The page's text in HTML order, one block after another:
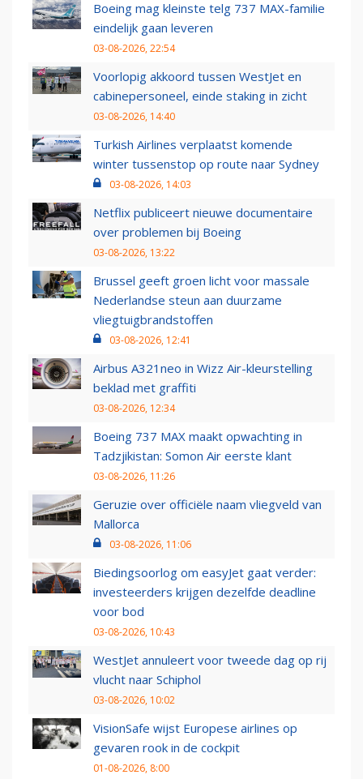
Boeing mag kleinste telg 737 MAX-familie
eindelijk gaan leveren
03-08-2026, 22:54
Voorlopig akkoord tussen WestJet en
cabinepersoneel, einde staking in zicht
03-08-2026, 14:40
Turkish Airlines verplaatst komende
winter tussenstop op route naar Sydney
03-08-2026, 14:03
Netflix publiceert nieuwe documentaire
over problemen bij Boeing
03-08-2026, 13:22
Brussel geeft groen licht voor massale
Nederlandse steun aan duurzame
vliegtuigbrandstoffen
03-08-2026, 12:41
Airbus A321neo in Wizz Air-kleurstelling
beklad met graffiti
03-08-2026, 12:34
Boeing 737 MAX maakt opwachting in
Tadzjikistan: Somon Air eerste klant
03-08-2026, 11:26
Geruzie over officiële naam vliegveld van
Mallorca
03-08-2026, 11:06
Biedingsoorlog om easyJet gaat verder:
investeerders krijgen dezelfde deadline
voor bod
03-08-2026, 10:43
WestJet annuleert voor tweede dag op rij
vlucht naar Schiphol
03-08-2026, 10:02
VisionSafe wijst Europese airlines op
gevaren rook in de cockpit
01-08-2026, 8:00